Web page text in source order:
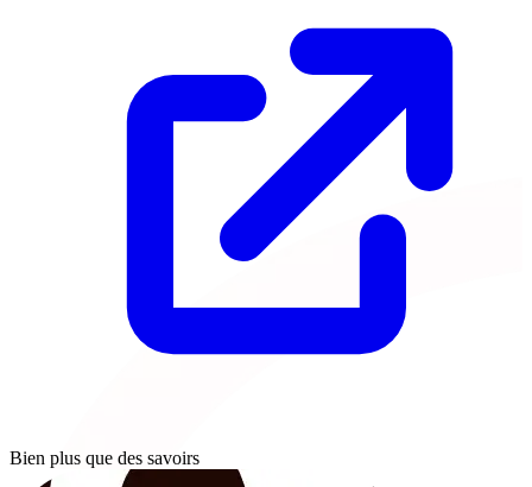
Bien plus que des savoirs